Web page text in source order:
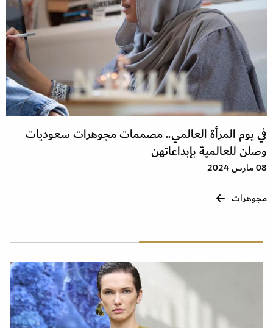
في يوم المرأة العالمي.. مصممات مجوهرات سعوديات
وصلن للعالمية بإبداعاتهن
08 مارس 2024
مجوهرات